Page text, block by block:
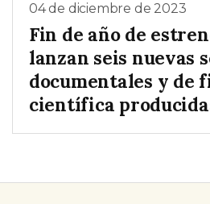
04 de diciembre de 2023
Fin de año de
lanzan seis nuevas
documentales y de
científica